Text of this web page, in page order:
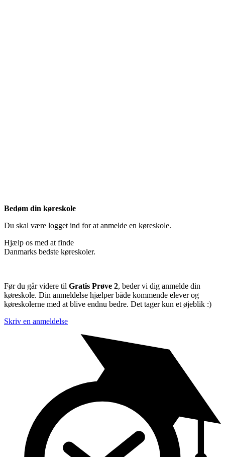
Bedøm din køreskole
Du skal være logget ind for at anmelde en køreskole.
Hjælp os med at finde
Danmarks bedste køreskoler.
Før du går videre til Gratis Prøve 2, beder vi dig anmelde din
køreskole. Din anmeldelse hjælper både kommende elever og
køreskolerne med at blive endnu bedre. Det tager kun et øjeblik :)
Skriv en anmeldelse